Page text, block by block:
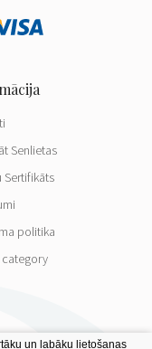
Senlietas
Sertifikāts
politika
category
un labāku lietošanas